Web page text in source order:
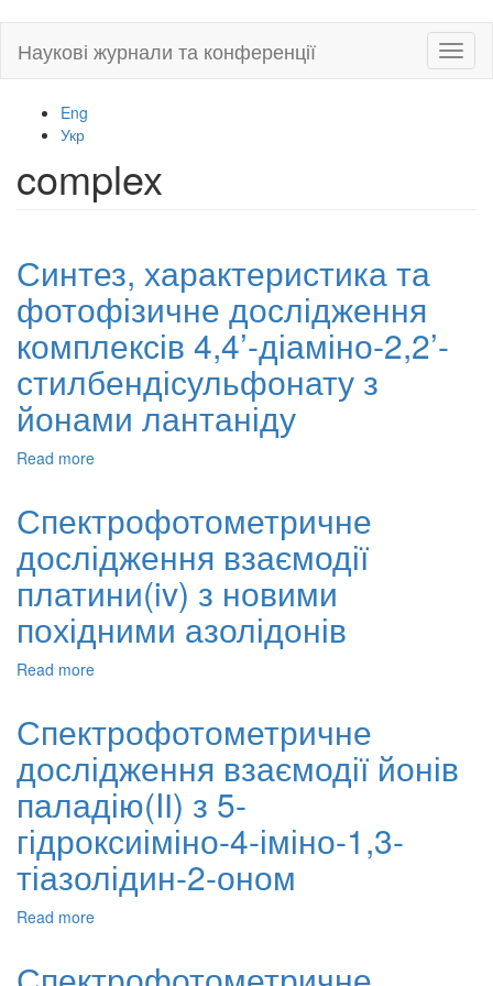
main
Наукові журнали та конференції
Eng
Укр
complex
Синтез, характеристика та
фотофізичне дослідження
комплексів 4,4’-діаміно-2,2’-
стилбендісульфонату з
йонами лантаніду
Read more
та
фотофізичне
дослідження
комплексів
4,4’-
діаміно-2,2’-
стилбендісульфонату
лантаніду
Спектрофотометричне
дослідження взаємодії
платини(iv) з новими
похідними азолідонів
Read more
взаємодії
платини(iv)
з
новими
похідними
азолідонів
Спектрофотометричне
дослідження взаємодії йонів
паладію(IІ) з 5-
гідроксиіміно-4-іміно-1,3-
тіазолідин-2-оном
Read more